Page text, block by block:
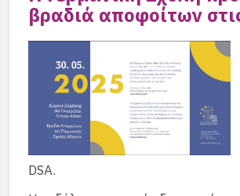
βραδιά αποφοίτων
DSA.